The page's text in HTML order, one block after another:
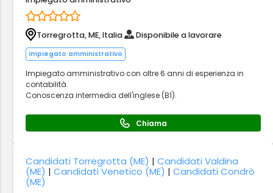
Torregrotta, ME, Italia Disponibile a lavorare
impiegato amministrativo
Impiegato amministrativo con oltre 6 anni di esperienza in
contabilità.
Conoscenza intermedia dell'inglese (B1).
Chiama
Candidati Torregrotta (ME) |Candidati Valdina
(ME) |Candidati Venetico (ME) |Candidati Condrò
(ME)